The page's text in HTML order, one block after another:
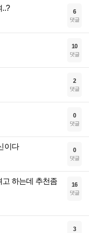
..? 6
댓글
10
댓글
2
댓글
0
댓글
이다 0
댓글
고 하는데 추천좀
16
댓글
3